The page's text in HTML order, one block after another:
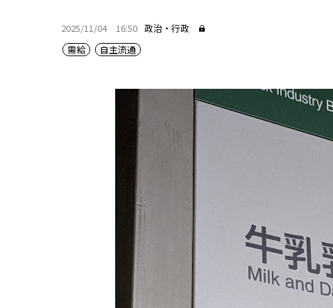
2025/11/04 16:50 政治・行政
需給
自主流通